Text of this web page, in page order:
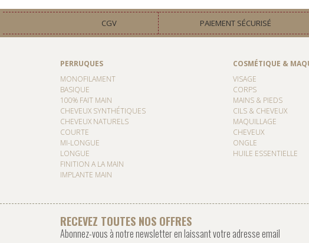
CGV PAIEMENT SÉCURISÉ
PERRUQUES
MONOFILAMENT
BASIQUE
100% FAIT MAIN
CHEVEUX SYNTHÉTIQUES
CHEVEUX NATURELS
COURTE
MI-LONGUE
LONGUE
FINITION A LA MAIN
IMPLANTE MAIN
COSMÉTIQUE &
VISAGE
CORPS
MAINS & PIEDS
CILS & CHEVEUX
MAQUILLAGE
CHEVEUX
ONGLE
HUILE ESSENTIELLE
RECEVEZ TOUTES NOS OFFRES
Abonnez-vous à notre newsletter en laissant votre adresse email